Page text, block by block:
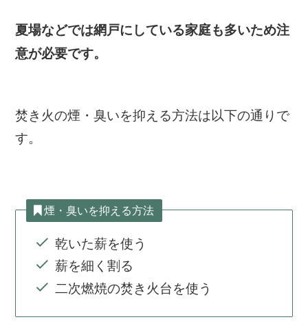
夏場などでは網戸にしている家庭も多いため注
意が必要です。
焚き火の煙・臭いを抑える方法は以下の通りで
す。
煙・臭いを抑える方法
乾いた薪を使う
薪を細く割る
二次燃焼の焚き火台を使う